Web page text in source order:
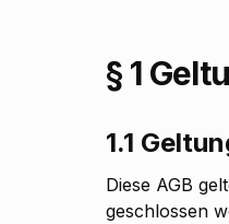
§ 1
1.1
Diese AGB
geschlossen